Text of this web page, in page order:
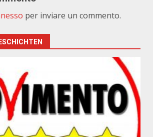
per inviare un commento.